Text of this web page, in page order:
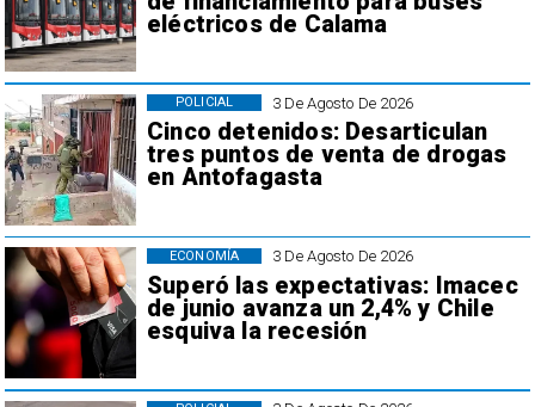
eléctricos de Calama
3 De Agosto De 2026
Cinco detenidos: Desarticulan
tres puntos de venta de drogas
en Antofagasta
POLICIAL
3 De Agosto De 2026
Superó las expectativas: Imacec
de junio avanza un 2,4% y Chile
esquiva la recesión
ECONOMÍA